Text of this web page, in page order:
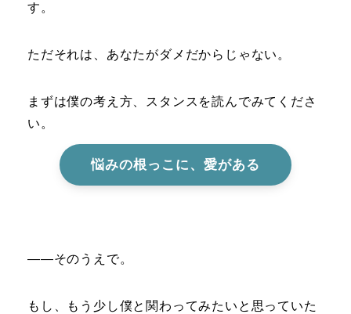
す。
ただそれは、あなたがダメだからじゃない。
まずは僕の考え方、スタンスを読んでみてくださ
い。
悩みの根っこに、愛がある
――そのうえで。
もし、もう少し僕と関わってみたいと思っていた